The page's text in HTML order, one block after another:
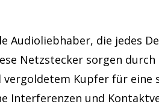
Audioliebhaber, die jedes
Netzstecker sorgen
Kupfer für
Interferenzen und